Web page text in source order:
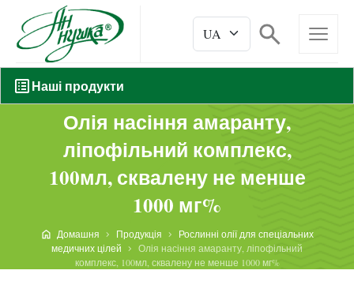
Наші продукти
Олія насіння амаранту,
ліпофільний комплекс,
100мл, сквалену не менше
1000 мг%
Домашня Продукція
Рослинні олії для спеціальних
медичних цілей
Олія насіння амаранту, ліпофільний
комплекс, 100мл, сквалену не менше 1000 мг%